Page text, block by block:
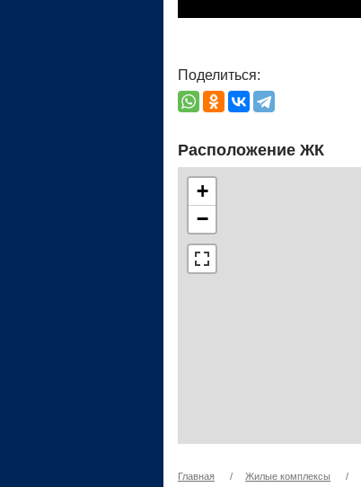
Поделиться:
Расположение ЖК
+
−
Главная / Жилые комплексы /